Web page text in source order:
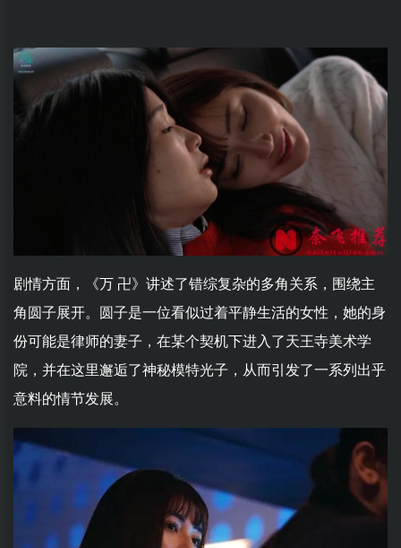
剧情方面，《万 卍》讲述了错综复杂的多角关系，围绕主
角圆子展开。圆子是一位看似过着平静生活的女性，她的身
份可能是律师的妻子，在某个契机下进入了天王寺美术学
院，并在这里邂逅了神秘模特光子，从而引发了一系列出乎
意料的情节发展。